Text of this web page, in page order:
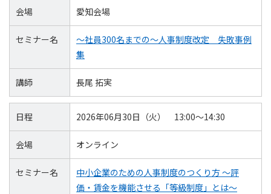
会場 愛知会場
セミナー名
～社員300名までの～人事制度改定 失敗事例
集
講師 長尾 拓実
日程 2026年06月30日（火） 13:00～14:30
会場 オンライン
セミナー名
中小企業のための人事制度のつくり方 ～評
価・賃金を機能させる「等級制度」とは～